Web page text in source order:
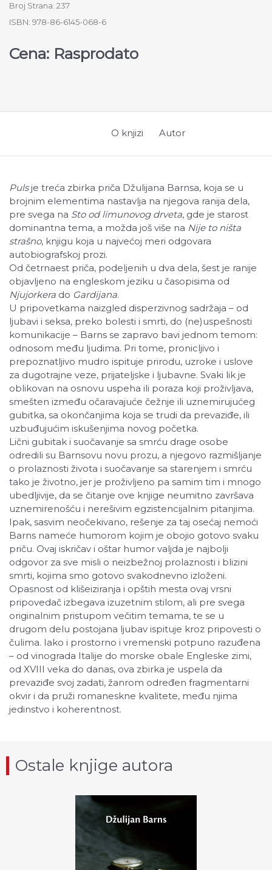
Broj Strana: 237
ISBN: 978-86-6145-068-6
Cena: Rasprodato
O knjizi Autor
Puls je treća zbirka priča Džulijana Barnsa, koja se u
brojnim elementima nastavlja na njegova ranija dela,
pre svega na Sto od limunovog drveta, gde je starost
dominantna tema, a možda još više na Nije to ništa
strašno, knjigu koja u najvećoj meri odgovara
autobiografskoj prozi.
Od četrnaest priča, podeljenih u dva dela, šest je ranije
objavljeno na engleskom jeziku u časopisima od
Njujorkera do Gardijana.
U pripovetkama naizgled disperzivnog sadržaja – od
ljubavi i seksa, preko bolesti i smrti, do (ne)uspešnosti
komunikacije – Barns se zapravo bavi jednom temom:
odnosom među ljudima. Pri tome, pronicljivo i
prepoznatljivo mudro ispituje prirodu, uzroke i uslove
za dugotrajne veze, prijateljske i ljubavne. Svaki lik je
oblikovan na osnovu uspeha ili poraza koji proživljava,
smešten između očaravajuće čežnje ili uznemirujućeg
gubitka, sa okončanjima koja se trudi da prevaziđe, ili
uzbuđujućim iskušenjima novog početka.
Lični gubitak i suočavanje sa smrću drage osobe
odredili su Barnsovu novu prozu, a njegovo razmišljanje
o prolaznosti života i suočavanje sa starenjem i smrću
tako je životno, jer je proživljeno pa samim tim i mnogo
ubedljivije, da se čitanje ove knjige neumitno završava
uznemirenošću i nerešivim egzistencijalnim pitanjima.
Ipak, sasvim neočekivano, rešenje za taj osećaj nemoći
Barns nameće humorom kojim je obojio gotovo svaku
priču. Ovaj iskričav i oštar humor valjda je najbolji
odgovor za sve misli o neizbežnoj prolaznosti i blizini
smrti, kojima smo gotovo svakodnevno izloženi.
Opasnost od klišeiziranja i opštih mesta ovaj vrsni
pripovedač izbegava izuzetnim stilom, ali pre svega
originalnim pristupom večitim temama, te se u
drugom delu postojana ljubav ispituje kroz pripovesti o
čulima. Iako i prostorno i vremenski potpuno razuđena
– od vinograda Italije do morske obale Engleske zimi,
od XVIII veka do danas, ova zbirka je uspela da
prevaziđe svoj zadati, žanrom određen fragmentarni
okvir i da pruži romaneskne kvalitete, među njima
jedinstvo i koherentnost.
Ostale knjige autora